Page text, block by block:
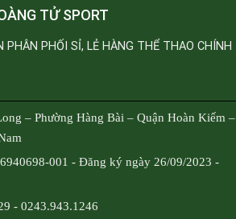
TỬ SPORT
PHÂN PHỐI SỈ, LẺ HÀNG THỂ THAO CHÍNH
– Phường Hàng Bài – Quận Hoàn Kiếm –
001 - Đăng ký ngày 26/09/2023 -
- 0243.943.1246